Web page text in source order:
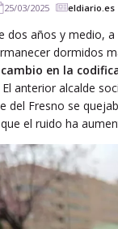
25/03/2025 eldiario.es
dos años y medio,
dormidos
en la
anterior alcalde
del Fresno se
el ruido ha